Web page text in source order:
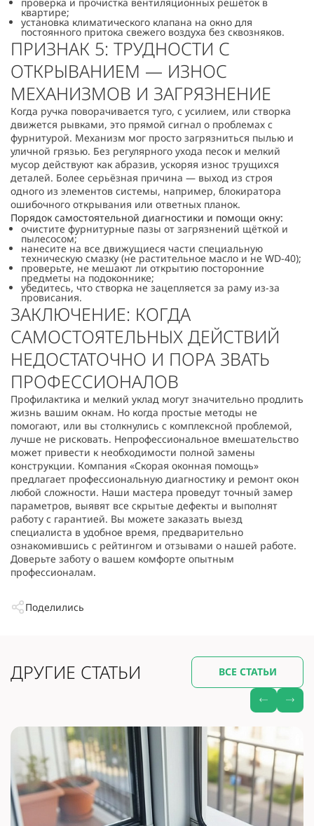
квартире;
установка климатического клапана на окно для
постоянного притока свежего воздуха без сквозняков.
ПРИЗНАК 5: ТРУДНОСТИ С
ОТКРЫВАНИЕМ — ИЗНОС
МЕХАНИЗМОВ И ЗАГРЯЗНЕНИЕ
Когда ручка поворачивается туго, с усилием, или створка
движется рывками, это прямой сигнал о проблемах с
фурнитурой. Механизм мог просто загрязниться пылью и
уличной грязью. Без регулярного ухода песок и мелкий
мусор действуют как абразив, ускоряя износ трущихся
деталей. Более серьёзная причина — выход из строя
одного из элементов системы, например, блокиратора
ошибочного открывания или ответных планок.
Порядок самостоятельной диагностики и помощи окну:
очистите фурнитурные пазы от загрязнений щёткой и
пылесосом;
нанесите на все движущиеся части специальную
техническую смазку (не растительное масло и не WD-40);
проверьте, не мешают ли открытию посторонние
предметы на подоконнике;
убедитесь, что створка не зацепляется за раму из-за
провисания.
ЗАКЛЮЧЕНИЕ: КОГДА
САМОСТОЯТЕЛЬНЫХ ДЕЙСТВИЙ
НЕДОСТАТОЧНО И ПОРА ЗВАТЬ
ПРОФЕССИОНАЛОВ
Профилактика и мелкий уклад могут значительно продлить
жизнь вашим окнам. Но когда простые методы не
помогают, или вы столкнулись с комплексной проблемой,
лучше не рисковать. Непрофессиональное вмешательство
может привести к необходимости полной замены
конструкции. Компания «Скорая оконная помощь»
предлагает профессиональную диагностику и ремонт окон
любой сложности. Наши мастера проведут точный замер
параметров, выявят все скрытые дефекты и выполнят
работу с гарантией. Вы можете заказать выезд
специалиста в удобное время, предварительно
ознакомившись с рейтингом и отзывами о нашей работе.
Доверьте заботу о вашем комфорте опытным
профессионалам.
Поделились
ДРУГИЕ СТАТЬИ ВСЕ СТАТЬИ